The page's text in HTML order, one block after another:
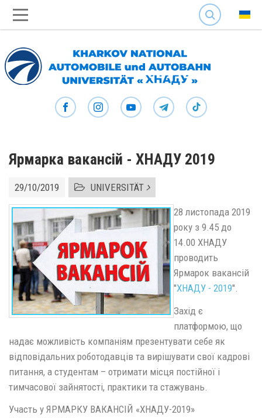
SEARCH
Ярмарка вакансій - ХНАДУ 2019
29/10/2019 UNIVERSITÄT
28 листопада 2019
року з 9.45 до
14.00 ХНАДУ
проводить
Ярмарок вакансій
"ХНАДУ - 2019".
Захід є
платформою, що
надає можливість компаніям презентувати себе як
відповідальних роботодавців та вирішувати свої кадрові
питання, а студентам – отримати місця постійної і
тимчасової зайнятості, практики та стажувань.
Участь у ЯРМАРКУ ВАКАНСІЙ «ХНАДУ-2019»